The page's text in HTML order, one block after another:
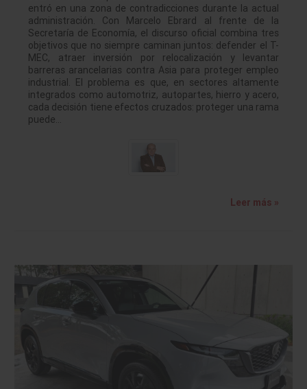
entró en una zona de contradicciones durante la actual
administración. Con Marcelo Ebrard al frente de la
Secretaría de Economía, el discurso oficial combina tres
objetivos que no siempre caminan juntos: defender el T-
MEC, atraer inversión por relocalización y levantar
barreras arancelarias contra Asia para proteger empleo
industrial. El problema es que, en sectores altamente
integrados como automotriz, autopartes, hierro y acero,
cada decisión tiene efectos cruzados: proteger una rama
puede…
Leer más »